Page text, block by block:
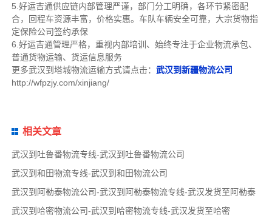
5.好运吉通供应链内部管理严谨，部门分工明确，各环节紧密配
合，回程车资源丰富，价格实惠。车队车辆安全可靠，大宗货物指
定保险公司签约承保
6.好运吉通管理严格，重视内部培训、始终专注于企业物流承包、
普通货物运输、货运信息服务
更多武汉到塔城物流运输方式请点击： 武汉到新疆物流公司
http://wfpzjy.com/xinjiang/
相关文章
武汉到吐鲁番物流专线-武汉到吐鲁番物流公司
武汉到和田物流专线-武汉到和田物流公司
武汉到阿勒泰物流公司-武汉到阿勒泰物流专线-武汉发货至阿勒泰
武汉到哈密物流公司-武汉到哈密物流专线-武汉发货至哈密